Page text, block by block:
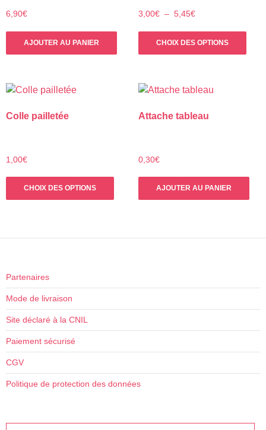
6,90€
AJOUTER AU PANIER
3,00€ – 5,45€Plage
CHOIX DES OPTIONS
Ce
Colle pailletée
1,00€
CHOIX DES OPTIONS
Ce
être
la
produit
Attache tableau
0,30€
AJOUTER AU PANIER
Partenaires
Mode de livraison
Site déclaré à la CNIL
Paiement sécurisé
CGV
Politique de protection des données